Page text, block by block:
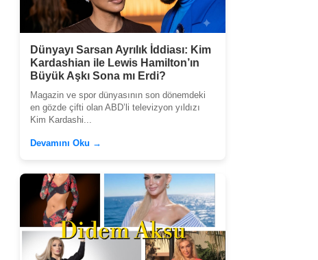
Dünyayı Sarsan Ayrılık İddiası: Kim
Kardashian ile Lewis Hamilton’ın
Büyük Aşkı Sona mı Erdi?
Magazin ve spor dünyasının son dönemdeki
en gözde çifti olan ABD’li televizyon yıldızı
Kim Kardashi...
Devamını Oku →